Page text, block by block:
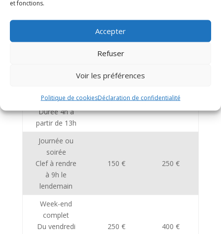
et fonctions.
Accepter
Refuser
Voir les préférences
Politique de cookiesDéclaration de confidentialité
conditions d’avoir rapporté tous les documents en
mairie.
Tarifs
Enterrement
Durée 4h à
partir de 13h
50 € 80 €
Journée ou
soirée
Clef à rendre
à 9h le
lendemain
150 € 250 €
Week-end
complet
Du vendredi
250 € 400 €